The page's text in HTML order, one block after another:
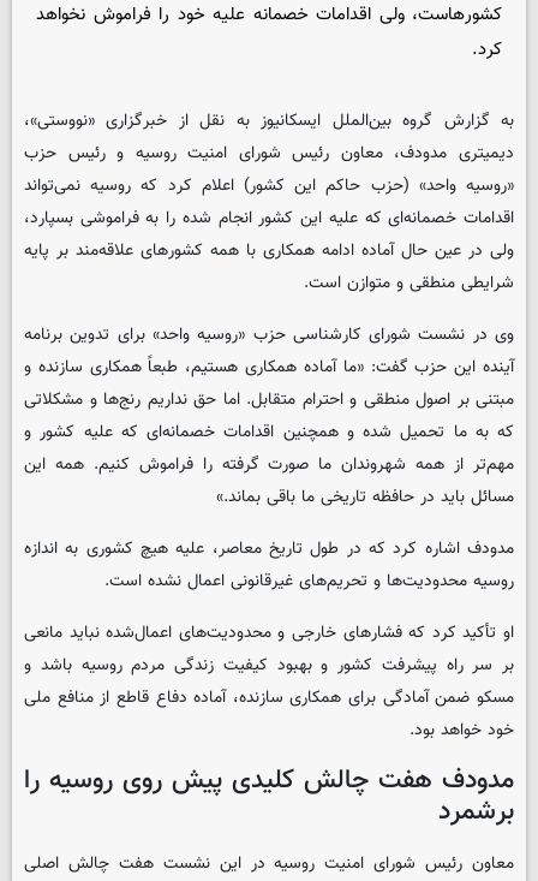
کشورهاست، ولی اقدامات خصمانه علیه خود را فراموش نخواهد
کرد.
به گزارش گروه بین‌الملل ایسکانیوز به نقل از خبرگزاری «نووستی»،
دیمیتری مدودف، معاون رئیس شورای امنیت روسیه و رئیس حزب
«روسیه واحد» (حزب حاکم این کشور) اعلام کرد که روسیه نمی‌تواند
اقدامات خصمانه‌ای که علیه این کشور انجام شده را به فراموشی بسپارد،
ولی در عین حال آماده ادامه همکاری با همه کشورهای علاقه‌مند بر پایه
شرایطی منطقی و متوازن است.
وی در نشست شورای کارشناسی حزب «روسیه واحد» برای تدوین برنامه
آینده این حزب گفت: «ما آماده همکاری هستیم، طبعاً همکاری‌ سازنده و
مبتنی بر اصول منطقی و احترام متقابل. اما حق نداریم رنج‌ها و مشکلاتی
که به ما تحمیل شده و همچنین اقدامات خصمانه‌ای که علیه کشور و
مهم‌تر از همه شهروندان ما صورت گرفته را فراموش کنیم. همه این
مسائل باید در حافظه تاریخی ما باقی بماند.»
مدودف اشاره کرد که در طول تاریخ معاصر، علیه هیچ کشوری به اندازه
روسیه محدودیت‌ها و تحریم‌های غیرقانونی اعمال نشده است.
او تأکید کرد که فشارهای خارجی و محدودیت‌های اعمال‌شده نباید مانعی
بر سر راه پیشرفت کشور و بهبود کیفیت زندگی مردم روسیه باشد و
مسکو ضمن آمادگی برای همکاری سازنده، آماده دفاع قاطع از منافع ملی
خود خواهد بود.
مدودف هفت چالش کلیدی پیش روی روسیه را
برشمرد
معاون رئیس شورای امنیت روسیه در این نشست هفت چالش اصلی